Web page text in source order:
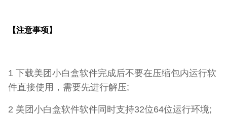
【注意事项】
1 下载美团小白盒软件完成后不要在压缩包内运行软
件直接使用，需要先进行解压;
2 美团小白盒软件软件同时支持32位64位运行环境;